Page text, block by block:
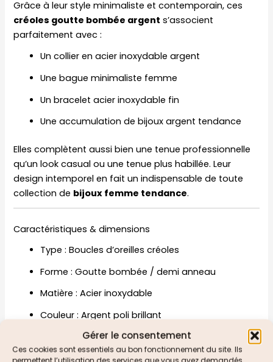
Gérer le consentement
Ces cookies sont essentiels au bon fonctionnement du site. Ils
Grâce à leur style minimaliste et contemporain, ces
créoles goutte bombée argent s’associent
parfaitement avec :
Un collier en acier inoxydable argent
Une bague minimaliste femme
Un bracelet acier inoxydable fin
Une accumulation de bijoux argent tendance
Elles complètent aussi bien une tenue professionnelle
qu’un look casual ou une tenue plus habillée. Leur
design intemporel en fait un indispensable de toute
collection de bijoux femme tendance.
Caractéristiques & dimensions
Type : Boucles d’oreilles créoles
Forme : Goutte bombée / demi anneau
Matière : Acier inoxydable
Couleur : Argent poli brillant
Fermoir : Tige avec poussette papillon
Hauteur : 1,3 cm